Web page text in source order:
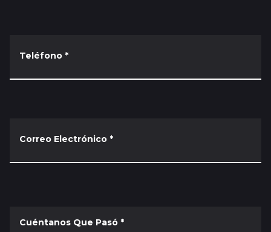
Teléfono *
Correo Electrónico *
Cuéntanos Que Pasó *